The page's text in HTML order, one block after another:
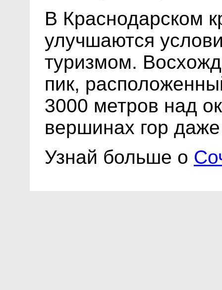
В Краснодарском
улучшаются
туризмом.
пик,
3000 метров над
вершинах гор
Узнай больше о